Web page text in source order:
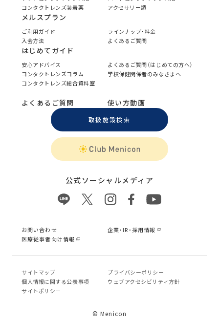
コンタクトレンズ装着薬
アクセサリー類
メルスプラン
ご利用ガイド
ラインナップ・料金
入会方法
よくあるご質問
はじめてガイド
安心アドバイス
よくあるご質問（はじめての方へ）
コンタクトレンズコラム
学校保健関係者のみなさまへ
コンタクトレンズ総合資料室
よくあるご質問 使い方動画
取扱施設検索
公式ソーシャルメディア
お問い合わせ
企業・IR・採用情報
医療従事者向け情報
サイトマップ
プライバシーポリシー
個⼈情報に関する公表事項
ウェブアクセシビリティ方針
サイトポリシー
© Menicon